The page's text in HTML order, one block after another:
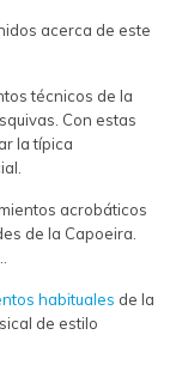
acerca de este
técnicos de la
Con estas
la típica
acrobáticos
de la Capoeira.
habituales de la
de estilo